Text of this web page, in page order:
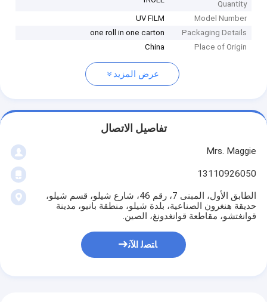
Quantity
Model Number
UV FILM
Packaging Details
one roll in one carton
Place of Origin
China
عرض المزيد
تفاصيل الاتصال
Mrs. Maggie
13110926050
الطابق الأول، المبنى 7، رقم 46، شارع شيلو، قسم شيلو،
حديقة هنغرون الصناعية، بلدة شيلو، منطقة بانيو، مدينة
قوانغتشو، مقاطعة قوانغدونغ، الصين.
ﺎﺘﺼﻟ ﺍﻶﻧ